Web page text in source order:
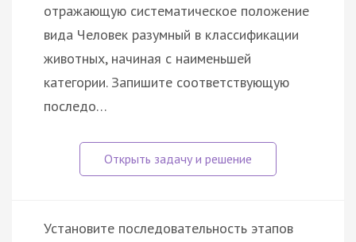
отражающую систематическое положение
вида Человек разумный в классификации
животных, начиная с наименьшей
категории. Запишите соответствующую
последо…
Установите последовательность этапов